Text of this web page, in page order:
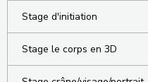
Stage d'initiation
Stage le corps en 3D